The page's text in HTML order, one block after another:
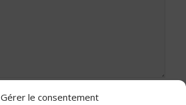
Gérer le consentement